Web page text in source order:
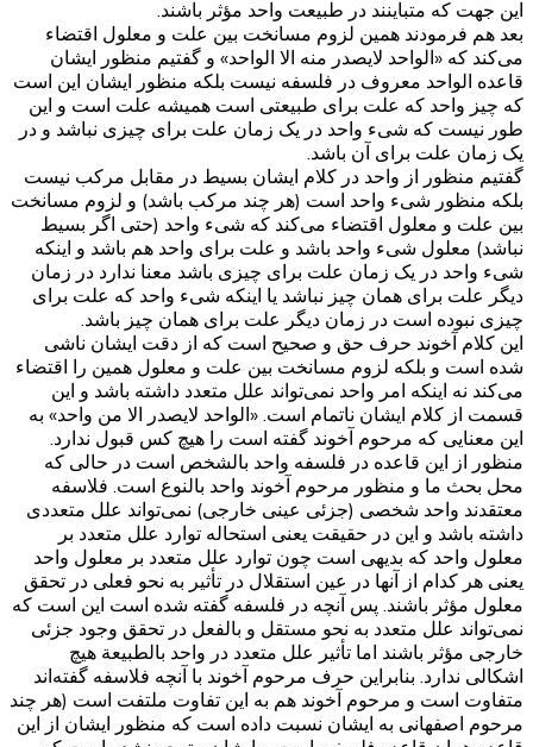
این جهت که متباینند در طبیعت واحد مؤثر باشند.
بعد هم فرمودند همین لزوم مسانخت بین علت و معلول اقتضاء
می‌کند که «الواحد لایصدر منه الا الواحد» و گفتیم منظور ایشان
قاعده الواحد معروف در فلسفه نیست بلکه منظور ایشان این است
که چیز واحد که علت برای طبیعتی است همیشه علت است و این
طور نیست که شیء واحد در یک زمان علت برای چیزی نباشد و در
یک زمان علت برای آن باشد.
گفتیم منظور از واحد در کلام ایشان بسیط در مقابل مرکب نیست
بلکه منظور شیء واحد است (هر چند مرکب باشد) و لزوم مسانخت
بین علت و معلول اقتضاء می‌کند که شیء واحد (حتی اگر بسیط
نباشد) معلول شیء واحد باشد و علت برای واحد هم باشد و اینکه
شیء واحد در یک زمان علت برای چیزی باشد معنا ندارد در زمان
دیگر علت برای همان چیز نباشد یا اینکه شیء واحد که علت برای
چیزی نبوده است در زمان دیگر علت برای همان چیز باشد.
این کلام آخوند حرف حق و صحیح است که از دقت ایشان ناشی
شده است و بلکه لزوم مسانخت بین علت و معلول همین را اقتضاء
می‌کند نه اینکه امر واحد نمی‌تواند علل متعدد داشته باشد و این
قسمت از کلام ایشان ناتمام است. «الواحد لایصدر الا من واحد» به
این معنایی که مرحوم آخوند گفته است را هیچ کس قبول ندارد.
منظور از این قاعده در فلسفه واحد بالشخص است در حالی که
محل بحث ما و منظور مرحوم آخوند واحد بالنوع است. فلاسفه
معتقدند واحد شخصی (جزئی عینی خارجی) نمی‌تواند علل متعددی
داشته باشد و این در حقیقت یعنی استحاله توارد علل متعدد بر
معلول واحد که بدیهی است چون توارد علل متعدد بر معلول واحد
یعنی هر کدام از آنها در عین استقلال در تأثیر به نحو فعلی در تحقق
معلول مؤثر باشند. پس آنچه در فلسفه گفته شده است این است که
نمی‌تواند علل متعدد به نحو مستقل و بالفعل در تحقق وجود جزئی
خارجی مؤثر باشند اما تأثیر علل متعدد در واحد بالطبیعة هیچ
اشکالی ندارد. بنابراین حرف مرحوم آخوند با آنچه فلاسفه گفته‌اند
متفاوت است و مرحوم آخوند هم به این تفاوت ملتفت است (هر چند
مرحوم اصفهانی به ایشان نسبت داده است که منظور ایشان از این